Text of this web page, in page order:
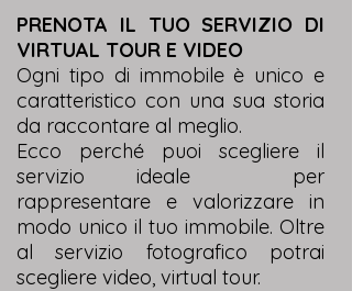
PRENOTA IL TUO SERVIZIO DI
VIRTUAL TOUR E VIDEO
Ogni tipo di immobile è unico e
caratteristico con una sua storia
da raccontare al meglio.
Ecco perché puoi scegliere il
servizio ideale per
rappresentare e valorizzare in
modo unico il tuo immobile. Oltre
al servizio fotografico potrai
scegliere video, virtual tour.